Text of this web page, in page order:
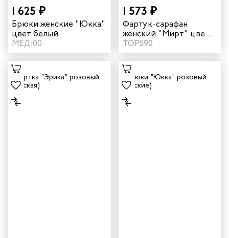
1 625 ₽
Брюки женские "Юкка"
цвет белый
МЕД100
1 573 ₽
Фартук-сарафан
женский "Мирт" цвет
василек
ТОР590